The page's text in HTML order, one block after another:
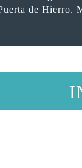
de Hierro.